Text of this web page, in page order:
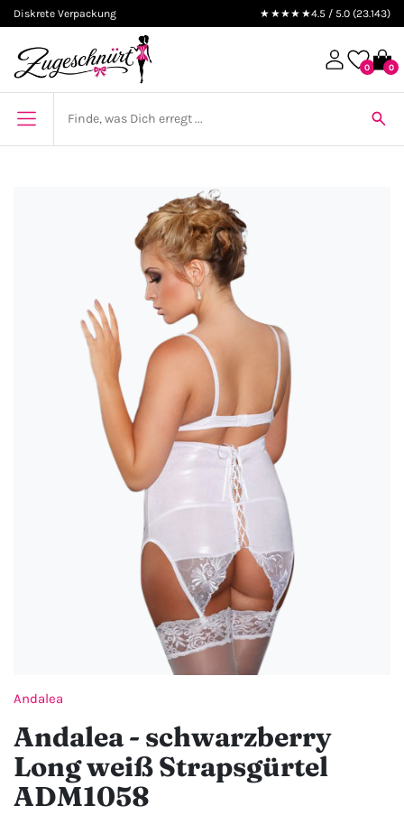
Diskrete Verpackung ★★★★★4.5 / 5.0 (23.143)
0 0
Andalea
Andalea - schwarzberry
Long weiß Strapsgürtel
ADM1058